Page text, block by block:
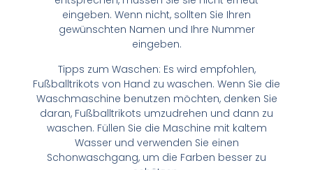
eingeben. Wenn nicht, sollten Sie Ihren
gewünschten Namen und Ihre Nummer
eingeben.
Tipps zum Waschen: Es wird empfohlen,
Fußballtrikots von Hand zu waschen. Wenn Sie die
Waschmaschine benutzen möchten, denken Sie
daran, Fußballtrikots umzudrehen und dann zu
waschen. Füllen Sie die Maschine mit kaltem
Wasser und verwenden Sie einen
Schonwaschgang, um die Farben besser zu